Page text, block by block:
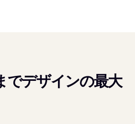
でデザインの最大